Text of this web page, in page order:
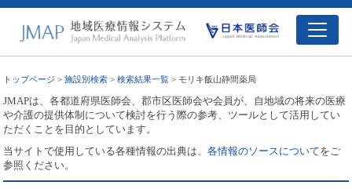
トップページ >施設別検索 >検索結果一覧 > モリキ飯山静間薬局
JMAPは、各都道府県医師会、郡市区医師会や会員が、自地域の将来の医療
や介護の提供体制について検討を行う際の参考、ツールとして活用してい
ただくことを目的としています。
当サイトで使用している各種情報の出典は、各情報のソースについてをご
参照ください。